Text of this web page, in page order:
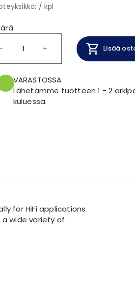
/ kpl
-
+ Lisää
VARASTOSSA
Lähetämme tuotteen 1 - 2
kuluessa.
for HiFi applications.
a wide variety of